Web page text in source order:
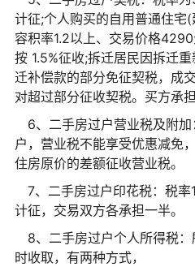
计征;个人购买的自用普通住宅(
容积率1.2以上、交易价格
按 1.5%征收;拆迁居民因拆迁
迁补偿款的部分免征契税，成
对超过部分征收契税。买方承担
6、二手房过户营业税及附
户，营业税不能享受优惠减免
住房原价的差额征收营业税。
7、二手房过户印花税：税
计征，交易双方各承担一半。
8、二手房过户个人所得税
时收取，有两种方式，